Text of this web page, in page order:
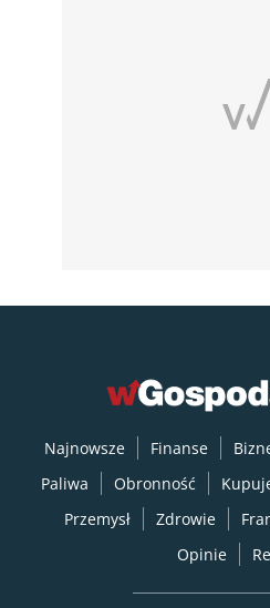
Najnowsze Finanse
Paliwa
Obronność
Przemysł
Zdrowie
Opinie